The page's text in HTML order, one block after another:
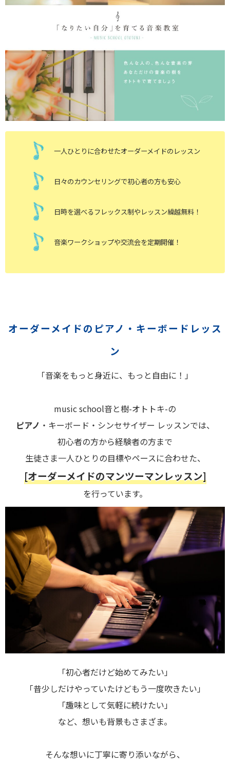
一人ひとりに合わせたオーダーメイドのレッスン
日々のカウンセリングで初心者の方も安心
日時を選べるフレックス制やレッスン繰越無料！
音楽ワークショップや交流会を定期開催！
オーダーメイドのピアノ・キーボードレッス
ン
「音楽をもっと身近に、もっと自由に！」
music school音と樹-オトトキ-の
ピアノ ・キーボード・シンセサイザー レッスンでは、
初心者の方から経験者の方まで
生徒さま一人ひとりの目標やペースに合わせた、
[オーダーメイドのマンツーマンレッスン]
を行っています。
「初心者だけど始めてみたい」
「昔少しだけやっていたけどもう一度吹きたい」
「趣味として気軽に続けたい」
など、想いも背景もさまざま。
そんな想いに丁寧に寄り添いながら、